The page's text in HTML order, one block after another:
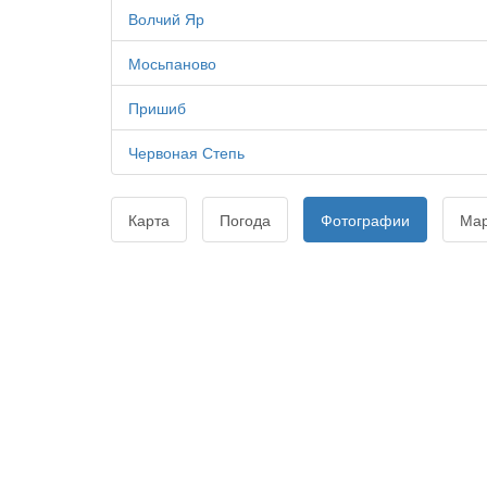
Волчий Яр
Мосьпаново
Пришиб
Червоная Степь
Карта Погода Фотографии